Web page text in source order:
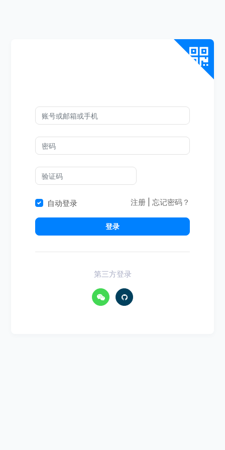
自动登录 注册 忘记密码？
登录
第三方登录